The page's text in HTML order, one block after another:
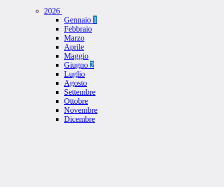
2026
Gennaio 1
Febbraio
Marzo
Aprile
Maggio
Giugno 2
Luglio
Agosto
Settembre
Ottobre
Novembre
Dicembre